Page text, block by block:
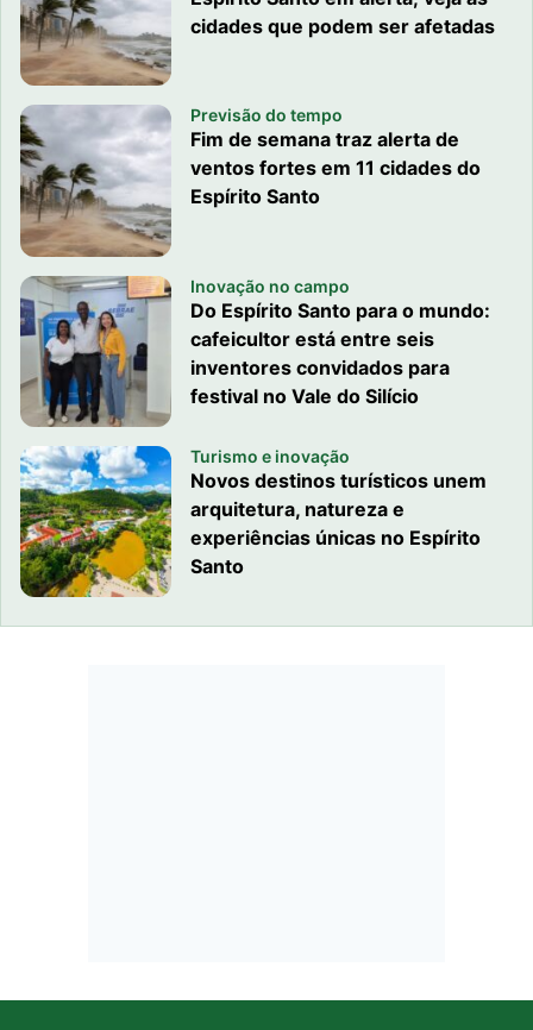
cidades que podem ser afetadas
Previsão do tempo
Fim de semana traz alerta de
ventos fortes em 11 cidades do
Espírito Santo
Inovação no campo
Do Espírito Santo para o mundo:
cafeicultor está entre seis
inventores convidados para
festival no Vale do Silício
Turismo e inovação
Novos destinos turísticos unem
arquitetura, natureza e
experiências únicas no Espírito
Santo